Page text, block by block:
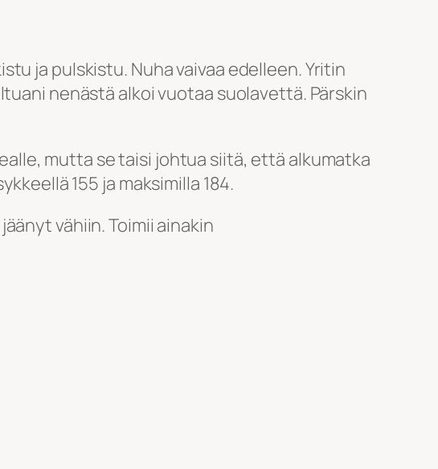
ja pulskistu. Nuha vaivaa edelleen. Yritin
nenästä alkoi vuotaa suolavettä. Pärskin
mutta se taisi johtua siitä, että alkumatka
155 ja maksimilla 184.
vähiin. Toimii ainakin